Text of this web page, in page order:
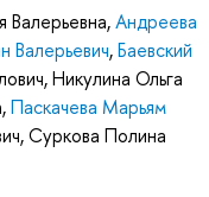
Валерьевна,Андреева
Валерьевич,Баевский
,Никулина Ольга
,Паскачева Марьям
,Суркова Полина